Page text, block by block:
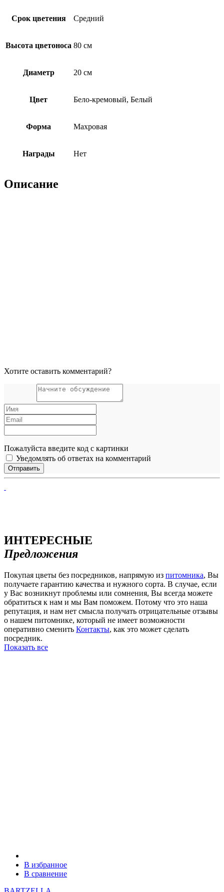
Срок цветения Средний
Высота цветоноса 80 см
Диаметр 20 см
Цвет Бело-кремовый, Белый
Форма Махровая
Награды Нет
Описание
Хотите оставить комментарий?
Пожалуйста введите код с картинки
Уведомлять об ответах на комментарий
ИНТЕРЕСНЫЕ
Предложения
Покупая цветы без посредников, напрямую из питомника, Вы
получаете гарантию качества и нужного сорта. В случае, если
у Вас возникнут проблемы или сомнения, Вы всегда можете
обратиться к нам и мы Вам поможем. Потому что это наша
репутация, и нам нет смысла получать отрицательные отзывы
о нашем питомнике, который не имеет возможности
оперативно сменить Контакты, как это может сделать
посредник.
Показать все
В избранное
В сравнение